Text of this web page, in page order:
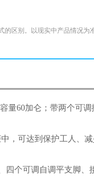
的区别。以现实中产品情况为
量60加仑；带两个可调
，可达到保护工人、
四个可调自调平支脚、